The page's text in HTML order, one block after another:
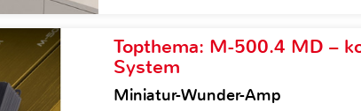
Topthema: M-500.4 MD –
System
Miniatur-Wunder-Amp